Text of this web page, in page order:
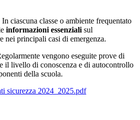
In ciascuna classe o ambiente frequentato
informazioni essenziali sul
nei principali casi di emergenza.
vengono eseguite prove di
il livello di conoscenza e di autocontrollo
della scuola.
sicurezza 2024_2025.pdf